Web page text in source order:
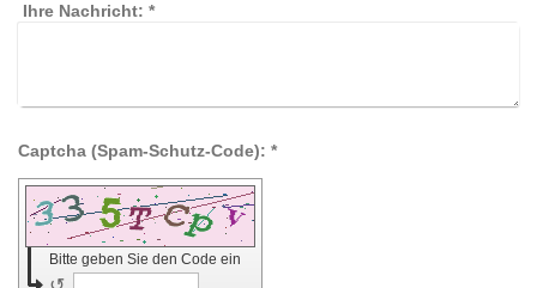
Ihre Nachricht: *
Captcha (Spam-Schutz-Code): *
Bitte geben Sie den Code ein